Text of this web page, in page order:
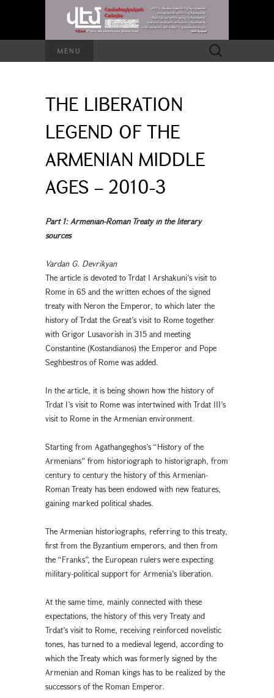
MENU
Search
for:
THE LIBERATION
LEGEND OF THE
ARMENIAN MIDDLE
AGES – 2010-3
Part 1: Armenian-Roman Treaty in the literary
sources
Vardan G. Devrikyan
The article is devoted to Trdat I Arshakuni’s visit to
Rome in 65 and the written echoes of the signed
treaty with Neron the Emperor, to which later the
history of Trdat the Great’s visit to Rome together
with Grigor Lusavorish in 315 and meeting
Constantine (Kostandianos) the Emperor and Pope
Seghbestros of Rome was added.
In the article, it is being shown how the history of
Trdat I’s visit to Rome was intertwined with Trdat III’s
visit to Rome in the Armenian environment.
Starting from Agathangeghos’s “History of the
Armenians” from historiograph to historigraph, from
century to century the history of this Armenian-
Roman Treaty has been endowed with new features,
gaining marked political shades.
The Armenian historiographs, referring to this treaty,
first from the Byzantium emperors, and then from
the “Franks”, the European rulers were expecting
military-political support for Armenia’s liberation.
At the same time, mainly connected with these
expectations, the history of this very Treaty and
Trdat’s visit to Rome, receiving reinforced novelistic
tones, has turned to a medieval legend, according to
which the Treaty which was formerly signed by the
Armenian and Roman kings has to be realized by the
successors of the Roman Emperor.